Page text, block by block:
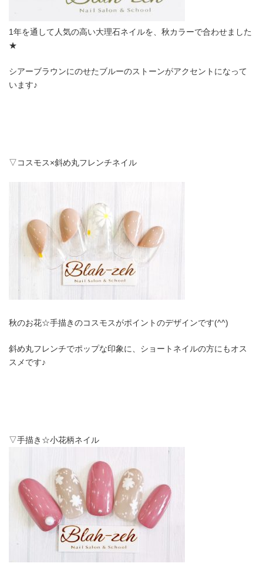
1年を通して人気の高い大理石ネイルを、秋カラーで合わせました
★
シアーブラウンにのせたブルーのストーンがアクセントになって
います♪
▽コスモス×斜め丸フレンチネイル
秋のお花☆手描きのコスモスがポイントのデザインです(^^)
斜め丸フレンチでポップな印象に、ショートネイルの方にもオス
スメです♪
▽手描き☆小花柄ネイル